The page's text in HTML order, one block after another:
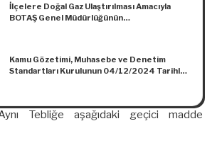
İlçelere Doğal Gaz Ulaştırılması Amacıyla
BOTAŞ Genel Müdürlüğünün
Kamu Gözetimi, Muhasebe ve Denetim
Standartları Kurulunun 04/12/2024 Tarihli
Tebliğe aşağıdaki geçici madde